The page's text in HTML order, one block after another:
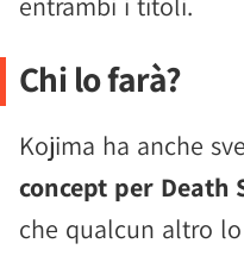
Chi lo farà?
Kojima ha anche
concept per Death
che qualcun altro